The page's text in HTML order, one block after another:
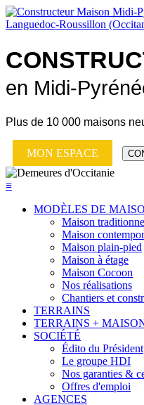
en Midi-
Plus de 10 000 maisons
MON ESPACE
≡
MODÈLES DE
Maison
Maison
Maison plain-pied
Maison à étage
Maison Cocoon
Nos réalisations
Chantiers et
TERRAINS
TERRAINS +
SOCIÉTÉ
Édito du Président
Le groupe HDI
Nos garanties &
Offres d'emploi
AGENCES